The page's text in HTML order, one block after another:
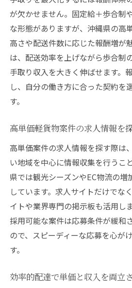
軽貨物ドライバーが目
ランス
将来性ある軽貨物業界
自分に合った軽貨物案
ント
が欠かせません。固定給＋歩合制
な形態がありますが、沖縄県の高
高さや配送件数に応じた報酬増が
は、配送効率を上げながら歩合制
手取り収入を大きく伸ばせます。
し、自分の働き方に合った契約を
す。
高単価軽貨物案件の求人情報を
高単価案件の求人情報を探す際は
い地域を中心に情報収集を行うこ
県では観光シーズンやEC物流の増
しています。求人サイトだけでな
イトや業界専門の掲示板も活用し
採用可能な案件は応募条件が緩和
ので、スピーディーな応募を心が
す。
効率的配達で単価と収入を両立